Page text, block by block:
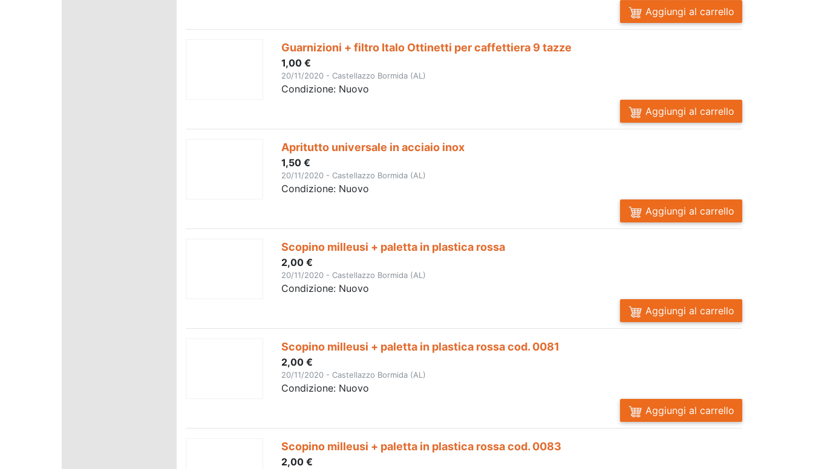
Aggiungi al carrello
Guarnizioni + filtro Italo Ottinetti per caffettiera 9 tazze
1,00 €
20/11/2020 - Castellazzo Bormida (AL)
Condizione: Nuovo
Aggiungi al carrello
Apritutto universale in acciaio inox
1,50 €
20/11/2020 - Castellazzo Bormida (AL)
Condizione: Nuovo
Aggiungi al carrello
Scopino milleusi + paletta in plastica rossa
2,00 €
20/11/2020 - Castellazzo Bormida (AL)
Condizione: Nuovo
Aggiungi al carrello
Scopino milleusi + paletta in plastica rossa cod. 0081
2,00 €
20/11/2020 - Castellazzo Bormida (AL)
Condizione: Nuovo
Aggiungi al carrello
Scopino milleusi + paletta in plastica rossa cod. 0083
2,00 €